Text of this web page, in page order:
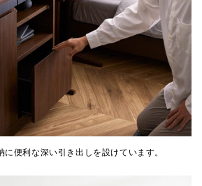
便利な深い引き出しを設けています。